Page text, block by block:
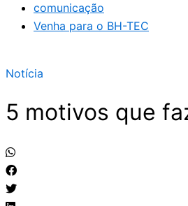
comunicação
Venha para o BH-TEC
Notícia
5 motivos que